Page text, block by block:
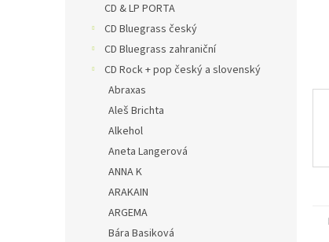
CD & LP PORTA
CD Bluegrass český
CD Bluegrass zahraniční
CD Rock + pop český a slovenský
Abraxas
Aleš Brichta
Alkehol
Aneta Langerová
ANNA K
ARAKAIN
ARGEMA
Bára Basiková